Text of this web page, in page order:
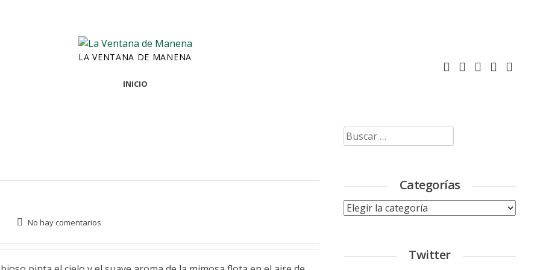
LA VENTANA DE MANENA
INICIO
No hay comentarios
Buscar:
Categorías
Categorías
Twitter